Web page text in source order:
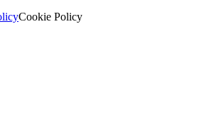
Cookie Policy